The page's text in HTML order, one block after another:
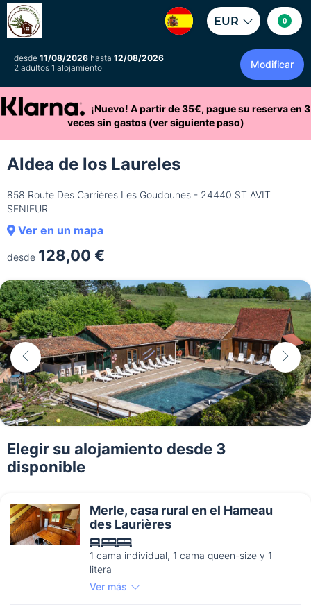
EUR 0
desde 11/08/2026 hasta 12/08/2026
2 adultos 1 alojamiento
Modificar
¡Nuevo! A partir de 35€, pague su reserva en 3
veces sin gastos (ver siguiente paso)
Aldea de los Laureles
858 Route Des Carrières Les Goudounes - 24440 ST AVIT
SENIEUR
Ver en un mapa
desde 128,00 €
Elegir su alojamiento desde 3
disponible
Merle, casa rural en el Hameau
des Laurières
1 cama individual, 1 cama queen-size y 1
litera
Ver más